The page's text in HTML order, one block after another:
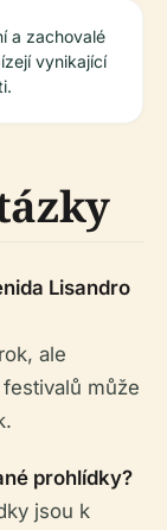
a zachovalé
vynikající
Lisandro
ale
může
prohlídky?
jsou k